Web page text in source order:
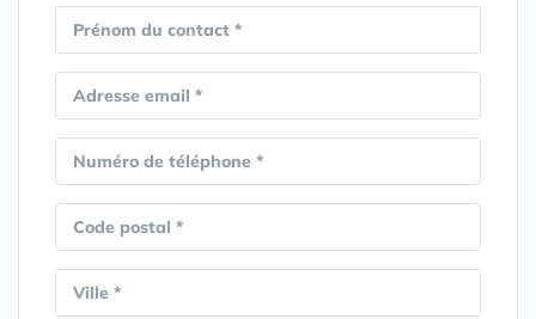
Prénom du contact *
Adresse email *
Numéro de téléphone *
Code postal *
Ville *